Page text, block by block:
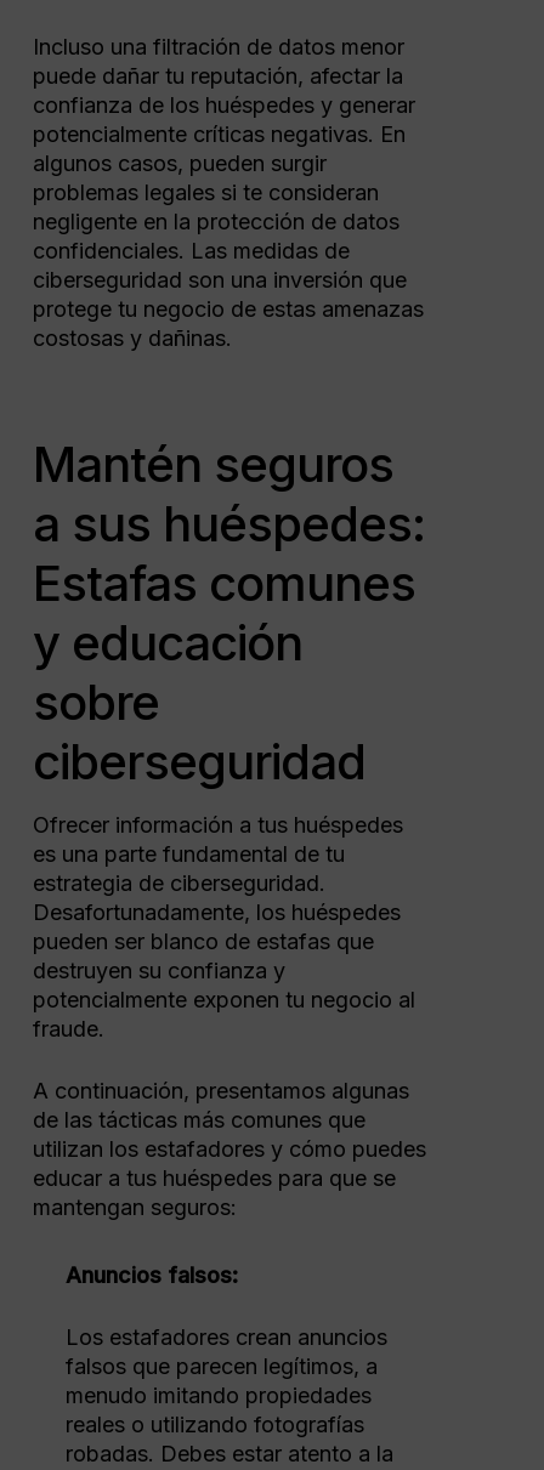
Incluso una filtración de datos menor
puede dañar tu reputación, afectar la
confianza de los huéspedes y generar
potencialmente críticas negativas. En
algunos casos, pueden surgir
problemas legales si te consideran
negligente en la protección de datos
confidenciales. Las medidas de
ciberseguridad son una inversión que
protege tu negocio de estas amenazas
costosas y dañinas.
Mantén seguros
a sus huéspedes:
Estafas comunes
y educación
sobre
ciberseguridad
Ofrecer información a tus huéspedes
es una parte fundamental de tu
estrategia de ciberseguridad.
Desafortunadamente, los huéspedes
pueden ser blanco de estafas que
destruyen su confianza y
potencialmente exponen tu negocio al
fraude.
A continuación, presentamos algunas
de las tácticas más comunes que
utilizan los estafadores y cómo puedes
educar a tus huéspedes para que se
mantengan seguros:
Anuncios falsos:
Los estafadores crean anuncios
falsos que parecen legítimos, a
menudo imitando propiedades
reales o utilizando fotografías
robadas. Debes estar atento a la